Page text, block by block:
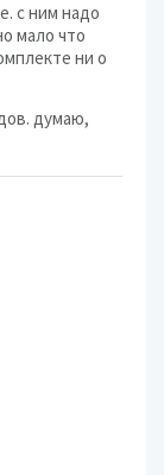
с ним надо
мало что
ни о
думаю,